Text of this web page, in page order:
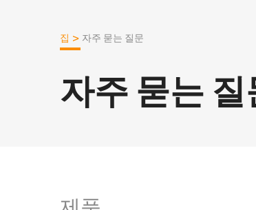
집 > 자주 묻는 질문
자주 묻는 질